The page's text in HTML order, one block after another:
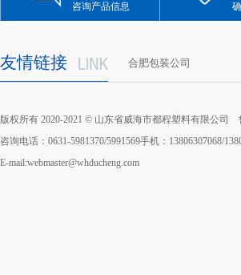
咨询产品信息
友情链接 合肥包装公司
版权所有 2020-2021 © 山东省威海市都程塑料有限公司
咨询电话：0631-5981370/5991569手机：13806307068/
E-mail:webmaster@whducheng.com